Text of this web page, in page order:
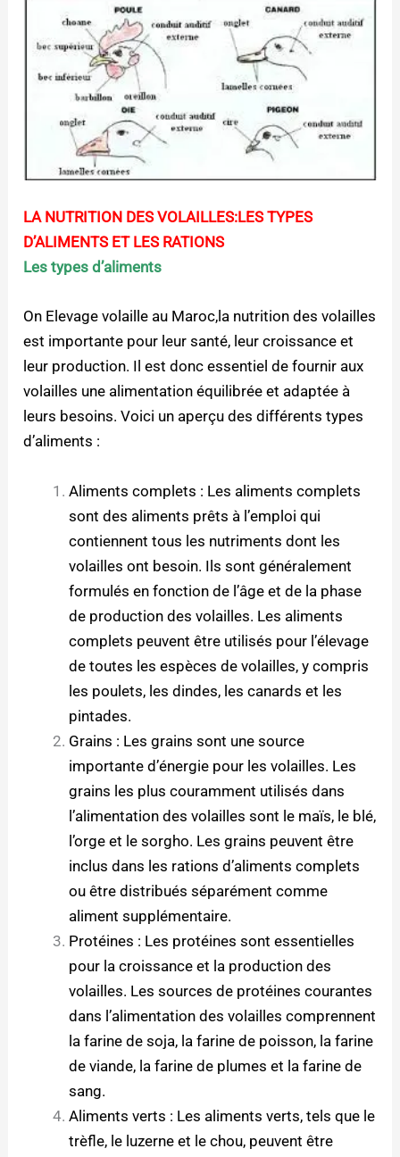
LA NUTRITION DES VOLAILLES:LES TYPES
D’ALIMENTS ET LES RATIONS
Les types d’aliments
On Elevage volaille au Maroc,la nutrition des volailles
est importante pour leur santé, leur croissance et
leur production. Il est donc essentiel de fournir aux
volailles une alimentation équilibrée et adaptée à
leurs besoins. Voici un aperçu des différents types
d’aliments :
Aliments complets : Les aliments complets
sont des aliments prêts à l’emploi qui
contiennent tous les nutriments dont les
volailles ont besoin. Ils sont généralement
formulés en fonction de l’âge et de la phase
de production des volailles. Les aliments
complets peuvent être utilisés pour l’élevage
de toutes les espèces de volailles, y compris
les poulets, les dindes, les canards et les
pintades.
Grains : Les grains sont une source
importante d’énergie pour les volailles. Les
grains les plus couramment utilisés dans
l’alimentation des volailles sont le maïs, le blé,
l’orge et le sorgho. Les grains peuvent être
inclus dans les rations d’aliments complets
ou être distribués séparément comme
aliment supplémentaire.
Protéines : Les protéines sont essentielles
pour la croissance et la production des
volailles. Les sources de protéines courantes
dans l’alimentation des volailles comprennent
la farine de soja, la farine de poisson, la farine
de viande, la farine de plumes et la farine de
sang.
Aliments verts : Les aliments verts, tels que le
trèfle, le luzerne et le chou, peuvent être